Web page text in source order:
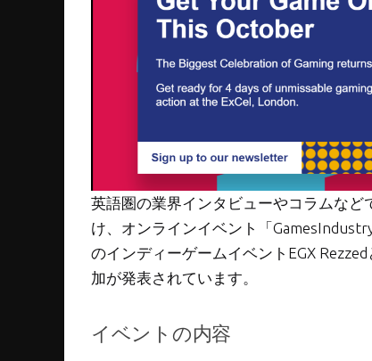
英語圏の業界インタビューやコラムな
け、オンラインイベント「
のインディーゲームイベントEGX
加が発表されています。
イベントの内容